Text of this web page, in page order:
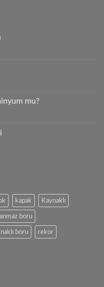
mu?
kapak Kaynaklı
boru
boru rekor